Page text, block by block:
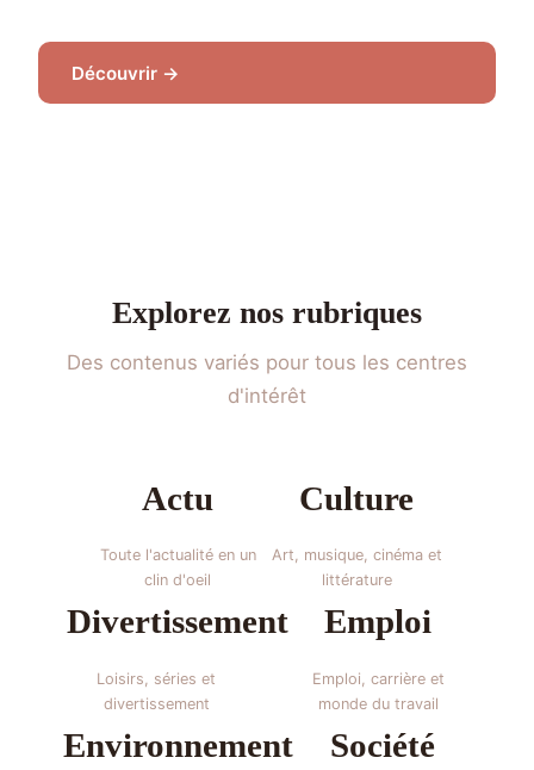
Découvrir →
Explorez nos rubriques
Des contenus variés pour tous les centres
d'intérêt
Actu
Toute l'actualité en un
clin d'oeil
Culture
Art, musique, cinéma et
littérature
Divertissement
Loisirs, séries et
divertissement
Emploi
Emploi, carrière et
monde du travail
Environnement Société